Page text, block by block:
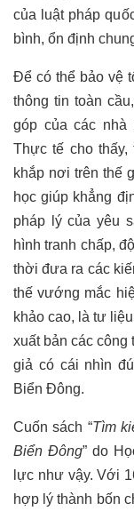
của luật pháp
bình, ổn định
Để có thể bảo vệ
thông tin toàn
góp của các nhà
Thực tế cho
khắp nơi trên thế
học giúp khẳng
pháp lý của yêu
hình tranh chấp,
thời đưa ra các
thế vướng mắc
khảo cao, là tư
xuất bản các công
giả có cái nhìn
Biển Đông.
Cuốn sách “Tìm
Biển Đông” do
lực như vậy. Với
hợp lý thành bốn